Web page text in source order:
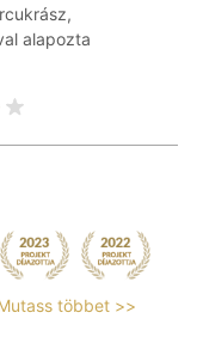
alapozta
többet >>